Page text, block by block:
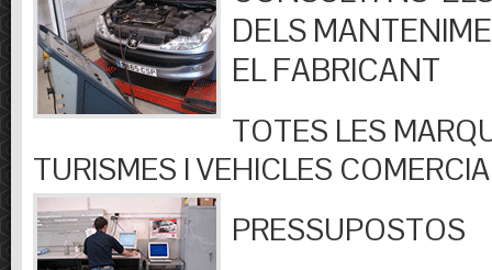
DELS
EL FABRICANT
TOTES LES
TURISMES I VEHICLES
PRESSUPOSTOS